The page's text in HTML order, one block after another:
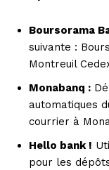
Boursorama
suivante :
Montreuil
Monabanq :
automatiques
courrier à
Hello bank !
pour les